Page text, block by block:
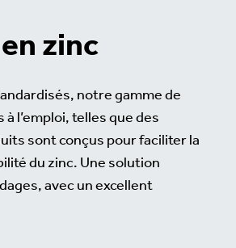
zinc
notre gamme de
l’emploi, telles que des
sont conçus pour faciliter la
du zinc. Une solution
avec un excellent